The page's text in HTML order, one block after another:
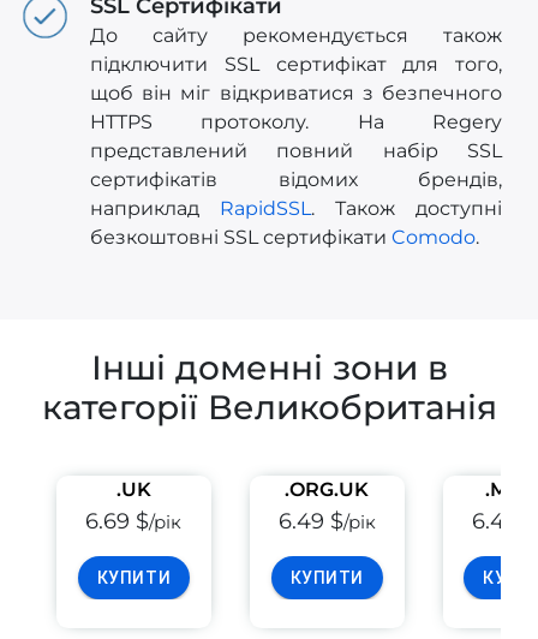
SSL Сертифікати
До сайту рекомендується також
підключити SSL сертифікат для того,
щоб він міг відкриватися з безпечного
HTTPS протоколу. На Regery
представлений повний набір SSL
сертифікатів відомих брендів,
наприклад RapidSSL. Також доступні
безкоштовні SSL сертифікати Comodo.
Інші доменні зони в
категорії Великобританія
.UK
6.69 $/рік
КУПИТИ
.ORG.UK
6.49 $/рік
КУПИТИ
6.49 $